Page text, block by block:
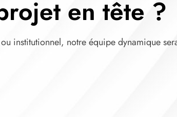
en tête ?
institutionnel, notre équipe dynamique